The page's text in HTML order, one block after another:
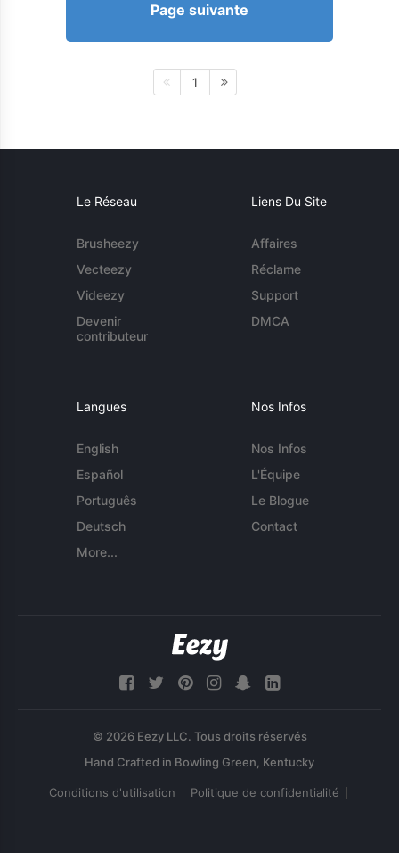
Page suivante
1
Le Réseau
Brusheezy
Vecteezy
Videezy
Devenir
contributeur
Liens Du Site
Affaires
Réclame
Support
DMCA
Langues
English
Español
Português
Deutsch
More...
Nos Infos
Nos Infos
L'Équipe
Le Blogue
Contact
© 2026 Eezy LLC. Tous droits réservés
Conditions d'utilisation Politique de confidentialité